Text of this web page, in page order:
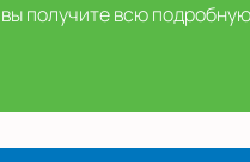
вы получите всю